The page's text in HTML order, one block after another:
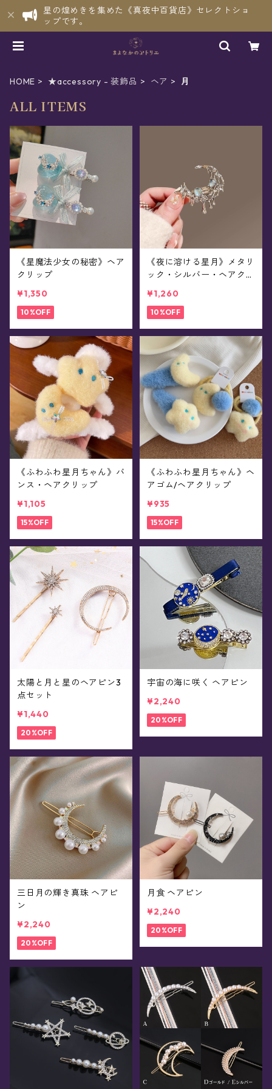
星の煌めきを集めた《真夜中百貨店》セレクトショ
ップです。
HOME ★accessory - 装飾品 ヘア 月
ALL ITEMS
《星魔法少女の秘密》ヘア
クリップ
¥1,350
10%OFF
《夜に溶ける星月》メタリ
ック・シルバー・ヘアクリ
¥1,260
10%OFF
《ふわふわ星月ちゃん》バ
ンス・ヘアクリップ
¥1,105
15%OFF
《ふわふわ星月ちゃん》ヘ
アゴム/ヘアクリップ
¥935
15%OFF
太陽と月と星のヘアピン3
点セット
¥1,440
20%OFF
宇宙の海に咲く ヘアピン
¥2,240
20%OFF
三日月の輝き真珠 ヘアピ
ン
¥2,240
20%OFF
月食 ヘアピン
¥2,240
20%OFF